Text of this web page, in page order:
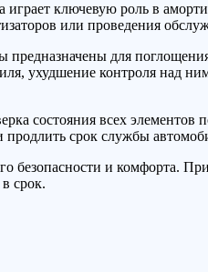
ключевую роль в
или проведения
предназначены для
ухудшение контроля над
состояния всех элементов
продлить срок службы
безопасности и комфорта.
срок.